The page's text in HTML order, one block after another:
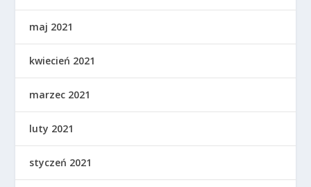
maj 2021
kwiecień 2021
marzec 2021
luty 2021
styczeń 2021